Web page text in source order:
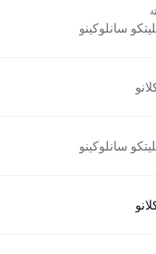
سانلوكينو
سانلوكينو